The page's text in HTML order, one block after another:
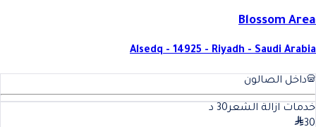
Blossom Area
Alsedq - 14925 - Riyadh - Saudi Arabia
داخل الصالون
خدمات ازالة الشعر30 د
30